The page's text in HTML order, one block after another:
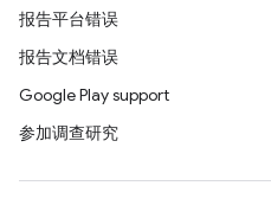
报告平台错误
报告文档错误
Google Play support
参加调查研究